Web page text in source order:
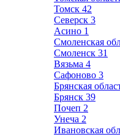
Томск 42
Северск 3
Асино 1
Смоленская
Смоленск 31
Вязьма 4
Сафоново 3
Брянская
Брянск 39
Почеп 2
Унеча 2
Ивановская